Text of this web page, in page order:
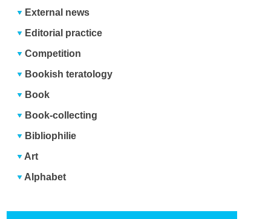
External news
Editorial practice
Competition
Bookish teratology
Book
Book-collecting
Bibliophilie
Art
Alphabet